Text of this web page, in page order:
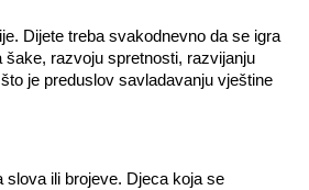
Dijete treba svakodnevno da se igra
razvoju spretnosti, razvijanju
je preduslov savladavanju vještine
ili brojeve. Djeca koja se